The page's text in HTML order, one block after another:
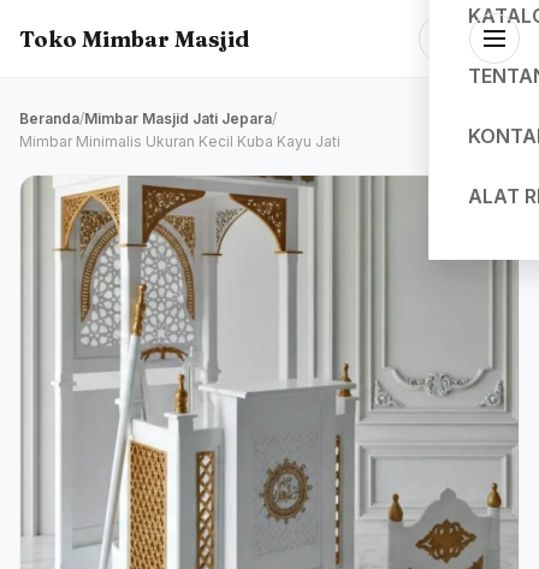
Toko Mimbar Masjid
ALAT
Beranda/Mimbar Masjid Jati Jepara/
Mimbar Minimalis Ukuran Kecil Kuba Kayu Jati